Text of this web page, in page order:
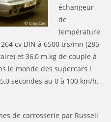
échangeur
de
température
cv DIN à 6500 trs/mn (285
et 36,0 m.kg de couple à
le monde des supercars !
secondes au 0 à 100 km/h.
de carrosserie par Russell